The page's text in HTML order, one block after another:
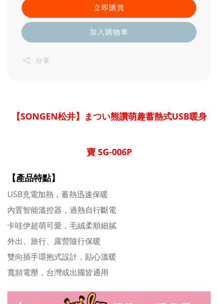
立即購買
加入購物車
分享
【SONGEN松井】まつい熊讚萌趣蓄熱式USB暖身
寶 SG-006P
【產品特點】
USB充電加熱，蓄熱迅速保暖
內置智能溫控器，過熱自行斷電
卡哇伊超萌可愛，毛絨柔順細膩
外出、旅行、露營隨行保暖
雙向插手環抱式設計，貼心溫暖
寬頻電壓，台灣或出國皆通用